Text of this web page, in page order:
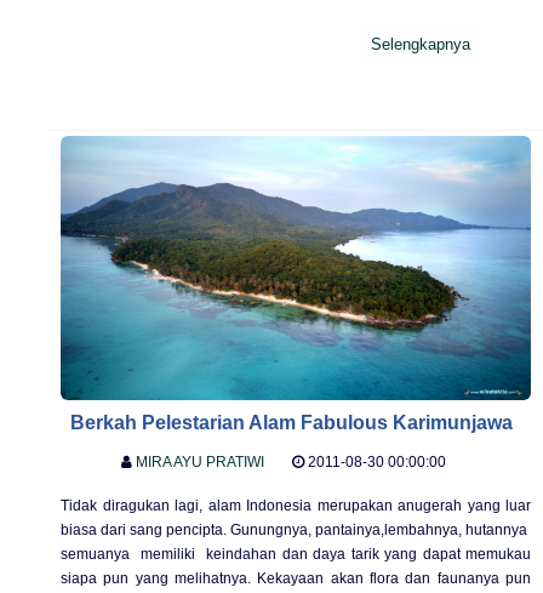
Selengkapnya
Berkah Pelestarian Alam Fabulous Karimunjawa
MIRA AYU PRATIWI 2011-08-30 00:00:00
Tidak diragukan lagi, alam Indonesia merupakan anugerah yang luar
biasa dari sang pencipta. Gunungnya, pantainya,lembahnya, hutannya
semuanya memiliki keindahan dan daya tarik yang dapat memukau
siapa pun yang melihatnya. Kekayaan akan flora dan faunanya pun